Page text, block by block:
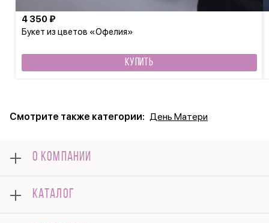
Букет из цветов «Офелия»
4 350 ₽
КУПИТЬ
Смотрите также категории: День Матери
О КОМПАНИИ
Оплата
Отзывы
КАТАЛОГ